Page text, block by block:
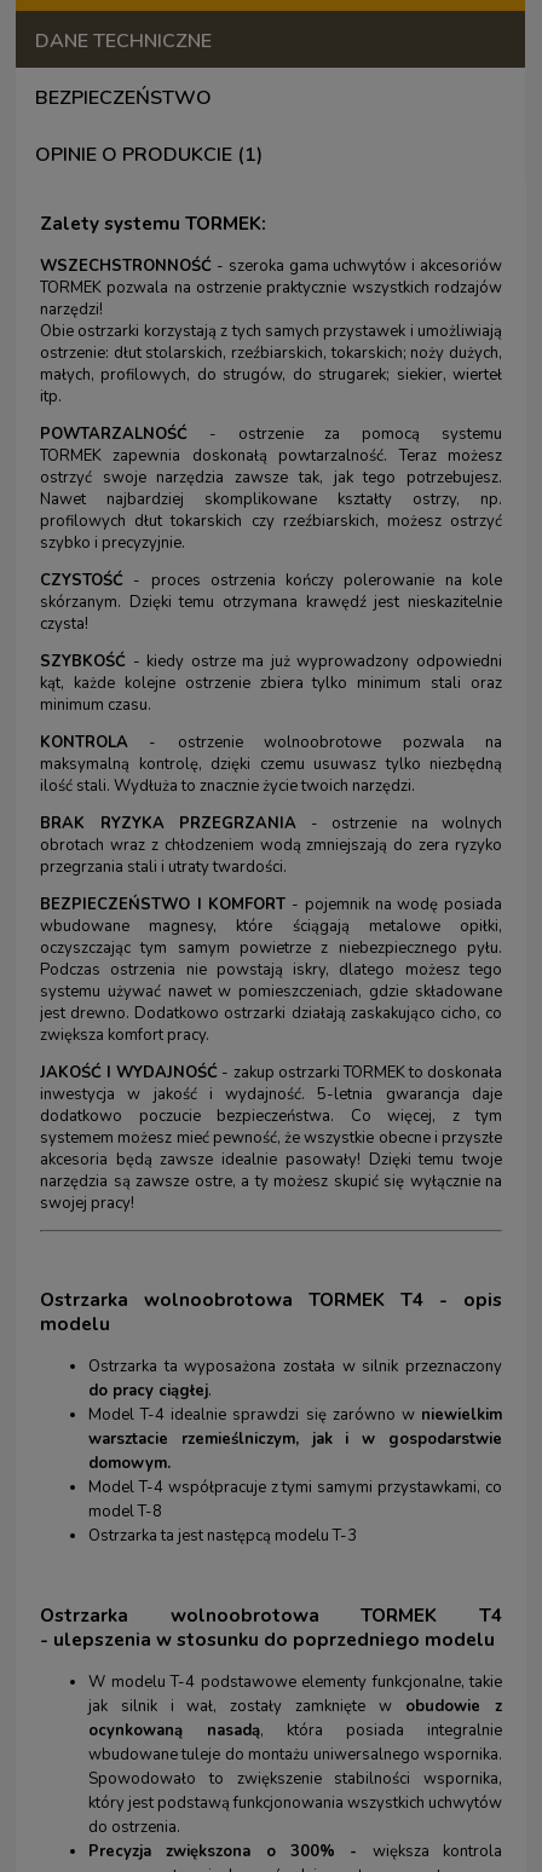
DANE TECHNICZNE
BEZPIECZEŃSTWO
OPINIE O PRODUKCIE (1)
Zalety systemu TORMEK:
WSZECHSTRONNOŚĆ - szeroka gama uchwytów i akcesoriów
TORMEK pozwala na ostrzenie praktycznie wszystkich rodzajów
narzędzi!
Obie ostrzarki korzystają z tych samych przystawek i umożliwiają
ostrzenie: dłut stolarskich, rzeźbiarskich, tokarskich; noży dużych,
małych, profilowych, do strugów, do strugarek; siekier, wierteł
itp.
POWTARZALNOŚĆ - ostrzenie za pomocą systemu
TORMEK zapewnia doskonałą powtarzalność. Teraz możesz
ostrzyć swoje narzędzia zawsze tak, jak tego potrzebujesz.
Nawet najbardziej skomplikowane kształty ostrzy, np.
profilowych dłut tokarskich czy rzeźbiarskich, możesz ostrzyć
szybko i precyzyjnie.
CZYSTOŚĆ - proces ostrzenia kończy polerowanie na kole
skórzanym. Dzięki temu otrzymana krawędź jest nieskazitelnie
czysta!
SZYBKOŚĆ - kiedy ostrze ma już wyprowadzony odpowiedni
kąt, każde kolejne ostrzenie zbiera tylko minimum stali oraz
minimum czasu.
KONTROLA - ostrzenie wolnoobrotowe pozwala na
maksymalną kontrolę, dzięki czemu usuwasz tylko niezbędną
ilość stali. Wydłuża to znacznie życie twoich narzędzi.
BRAK RYZYKA PRZEGRZANIA - ostrzenie na wolnych
obrotach wraz z chłodzeniem wodą zmniejszają do zera ryzyko
przegrzania stali i utraty twardości.
BEZPIECZEŃSTWO I KOMFORT - pojemnik na wodę posiada
wbudowane magnesy, które ściągają metalowe opiłki,
oczyszczając tym samym powietrze z niebezpiecznego pyłu.
Podczas ostrzenia nie powstają iskry, dlatego możesz tego
systemu używać nawet w pomieszczeniach, gdzie składowane
jest drewno. Dodatkowo ostrzarki działają zaskakująco cicho, co
zwiększa komfort pracy.
JAKOŚĆ I WYDAJNOŚĆ - zakup ostrzarki TORMEK to doskonała
inwestycja w jakość i wydajność. 5-letnia gwarancja daje
dodatkowo poczucie bezpieczeństwa. Co więcej, z tym
systemem możesz mieć pewność, że wszystkie obecne i przyszłe
akcesoria będą zawsze idealnie pasowały! Dzięki temu twoje
narzędzia są zawsze ostre, a ty możesz skupić się wyłącznie na
swojej pracy!
Ostrzarka wolnoobrotowa TORMEK T4 - opis
modelu
Ostrzarka ta wyposażona została w silnik przeznaczony
do pracy ciągłej.
Model T-4 idealnie sprawdzi się zarówno w niewielkim
warsztacie rzemieślniczym, jak i w gospodarstwie
domowym.
Model T-4 współpracuje z tymi samymi przystawkami, co
model T-8
Ostrzarka ta jest następcą modelu T-3
Ostrzarka wolnoobrotowa TORMEK T4
- ulepszenia w stosunku do poprzedniego modelu
W modelu T-4 podstawowe elementy funkcjonalne, takie
jak silnik i wał, zostały zamknięte wobudowie z
ocynkowaną nasadą, która posiada integralnie
wbudowane tuleje do montażu uniwersalnego wspornika.
Spowodowało to zwiększenie stabilności wspornika,
który jest podstawą funkcjonowania wszystkich uchwytów
do ostrzenia.
Precyzja zwiększona o 300% - większa kontrola